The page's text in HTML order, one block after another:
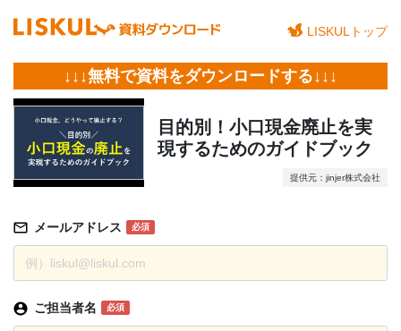
LISKULトップ
↓↓↓無料で資料をダウンロードする↓↓↓
目的別！小口現金廃止を実
現するためのガイドブック
提供元：jinjer株式会社
メールアドレス 必須
ご担当者名 必須